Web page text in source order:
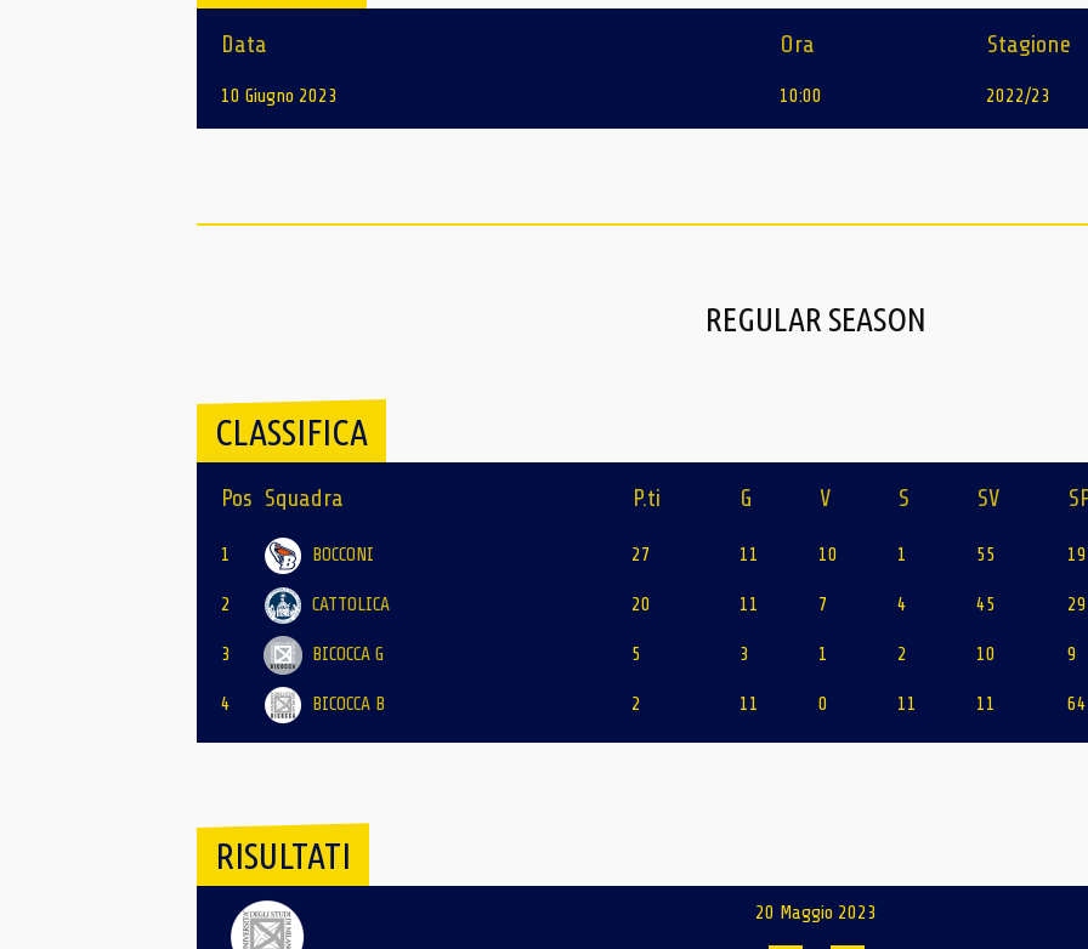
Data Ora Stagione
10 Giugno 2023 10:00 2022/23
REGULAR SEASON
CLASSIFICA
Pos Squadra P.ti G V S SV
1 BOCCONI 27 11 10 1 55 19
2 CATTOLICA 20 11 7 4 45 29
3 BICOCCA G 5 3 1 2 10 9
4 BICOCCA B 2 11 0 11 11 64
RISULTATI
20 Maggio 2023